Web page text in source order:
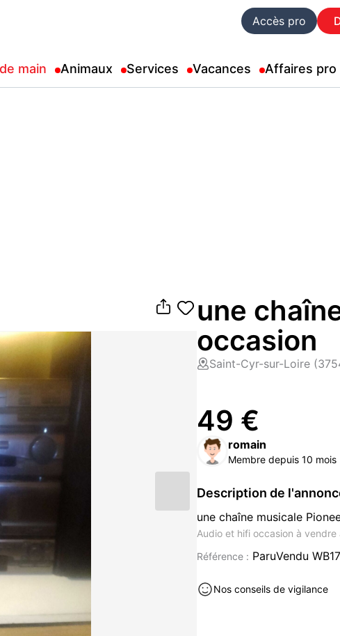
Accès pro
main Animaux Services Vacances Affaires pro
une
occasion
Saint-Cyr-sur-Loire
49 €
romain
Membre depuis 10 mois
Description de
une chaîne musicale
Audio et hifi occasion à
Référence : ParuVendu
Nos conseils de vigilance